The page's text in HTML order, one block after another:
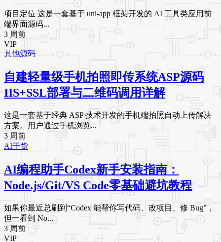
项目定位 这是一套基于 uni-app 框架开发的 AI 工具类应用前
端界面源码...
3 周前
VIP
其他源码
自建轻量级手机拍照即传系统ASP源码
IIS+SSL部署与二维码调用详解
这是一套基于经典 ASP 技术开发的手机端拍照自动上传解决
方案。用户通过手机浏览...
3 周前
AI干货
AI编程助手Codex新手安装指南：
Node.js/Git/VS Code零基础避坑教程
如果你最近总刷到“Codex 能帮你写代码、改项目、修 Bug”，
但一看到 No...
3 周前
VIP